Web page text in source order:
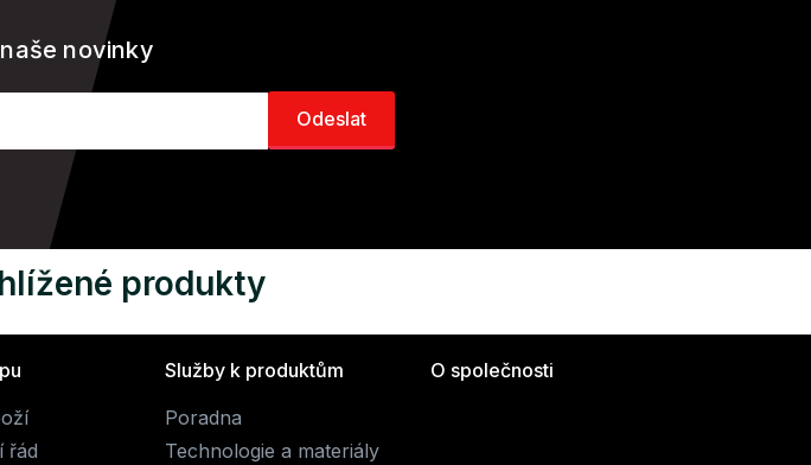
novinky
produkty
řád
Služby k produktům
Poradna
Technologie a materiály
O společnosti